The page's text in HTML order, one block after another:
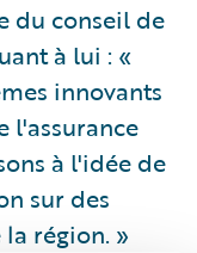
du conseil de
à lui : «
innovants
l'assurance
à l'idée de
sur des
région. »